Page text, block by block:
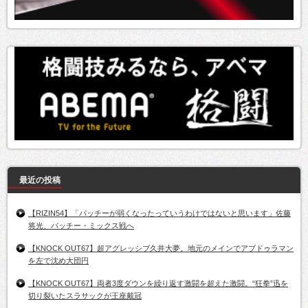
最近の投稿
【RIZIN54】「パッチーが弱くなったっていうわけではないと思います」佐藤
将光、パッチー・ミックス戦へ
【KNOCK OUT67】超アグレッシブ久井大夢。地元のメインでアブドゥラマン
を左で沈め大団円
【KNOCK OUT67】両者3度ダウンを繰り返す激闘を超えた激闘。“狂拳”迅を
切り裂いたスラサックが王座戴冠